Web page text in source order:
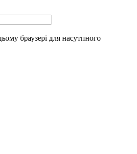
браузері для насутпного